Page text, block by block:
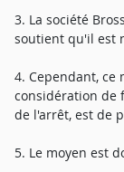
3. La société
soutient qu'il est
4. Cependant, ce
considération de
de l'arrêt, est de
5. Le moyen est